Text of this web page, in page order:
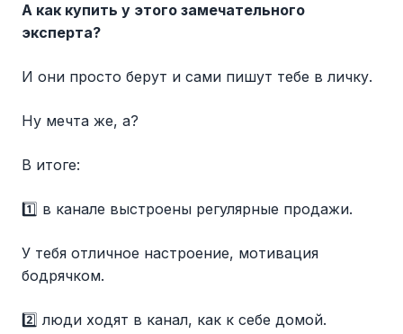
А как купить у этого замечательного
эксперта?
И они просто берут и сами пишут тебе в личку.
Ну мечта же, а?
В итоге:
1️⃣ в канале выстроены регулярные продажи.
У тебя отличное настроение, мотивация
бодрячком.
2️⃣ люди ходят в канал, как к себе домой.